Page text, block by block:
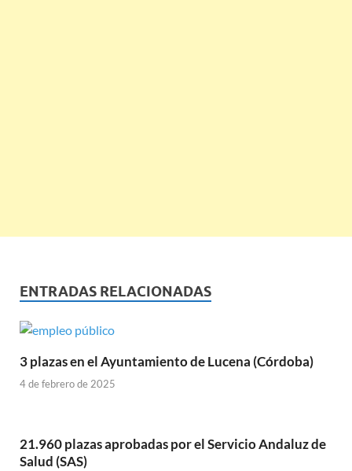
ENTRADAS RELACIONADAS
3 plazas en el Ayuntamiento de Lucena (Córdoba)
4 de febrero de 2025
21.960 plazas aprobadas por el Servicio Andaluz de
Salud (SAS)